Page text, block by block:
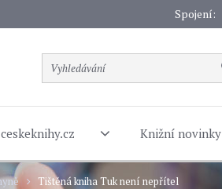
Spojení:
Knižní novinky
Tištěná kniha Tuk není nepřítel